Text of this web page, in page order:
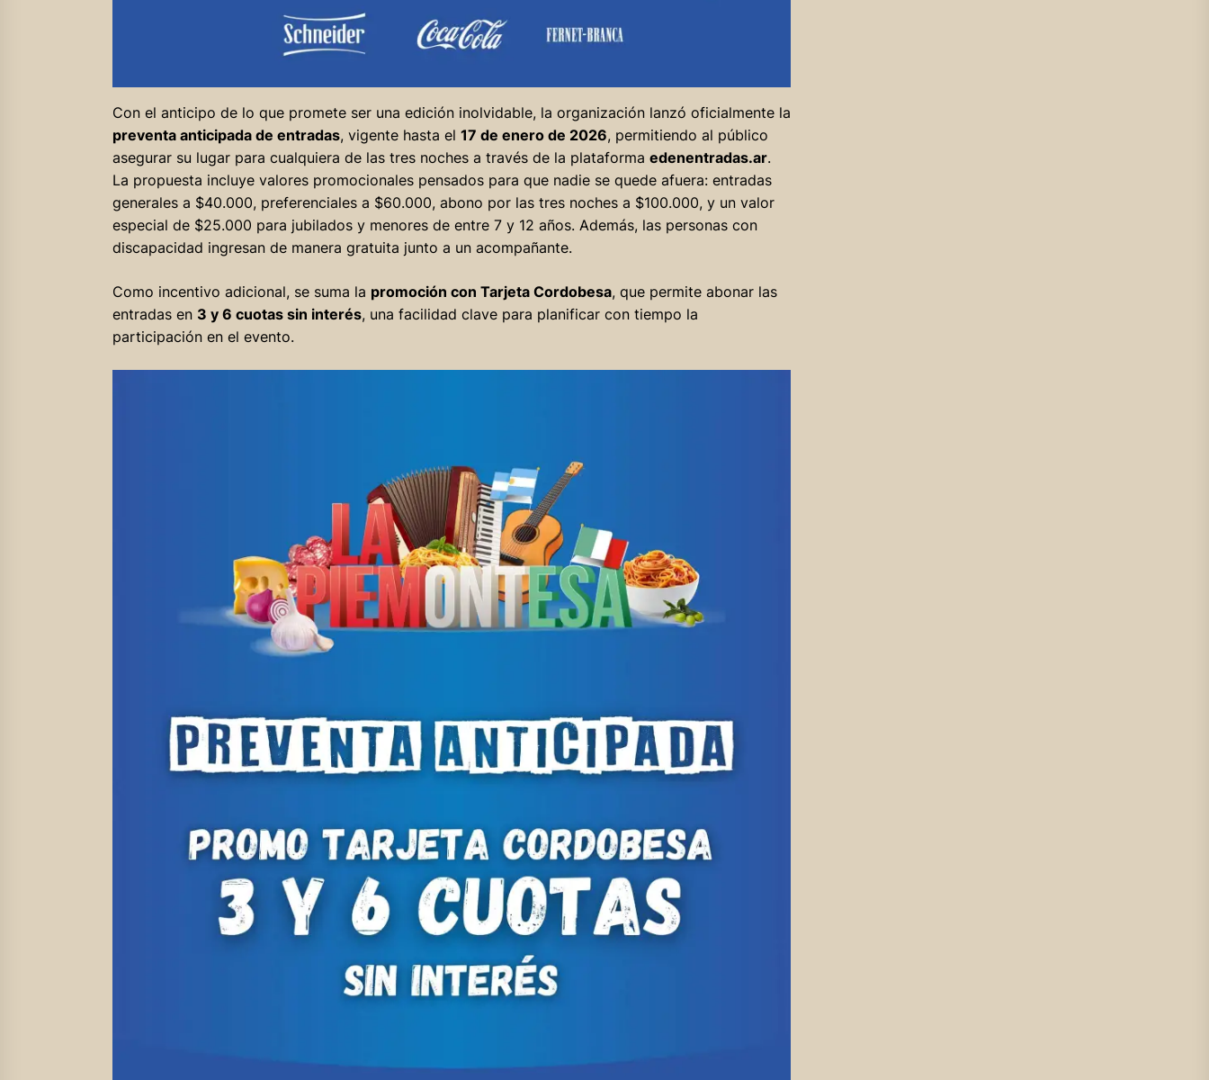
Con el anticipo de lo que promete ser una edición inolvidable, la organización lanzó oficialmente la
preventa anticipada de entradas, vigente hasta el 17 de enero de 2026, permitiendo al público
asegurar su lugar para cualquiera de las tres noches a través de la plataforma edenentradas.ar.
La propuesta incluye valores promocionales pensados para que nadie se quede afuera: entradas
generales a $40.000, preferenciales a $60.000, abono por las tres noches a $100.000, y un valor
especial de $25.000 para jubilados y menores de entre 7 y 12 años. Además, las personas con
discapacidad ingresan de manera gratuita junto a un acompañante.
Como incentivo adicional, se suma la promoción con Tarjeta Cordobesa, que permite abonar las
entradas en 3 y 6 cuotas sin interés, una facilidad clave para planificar con tiempo la
participación en el evento.